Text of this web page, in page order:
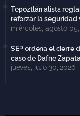
Tepoztlán alista
reforzar la seguridad
miércoles, agosto 05,
SEP ordena el cierre
caso de Dafne Zapata
jueves, julio 30, 2026